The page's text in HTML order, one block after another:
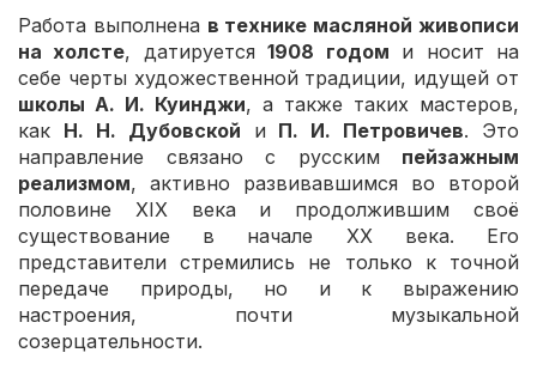
Работа выполнена в технике масляной живописи
на холсте, датируется1908 годом и носит на
себе черты художественной традиции, идущей от
школы А. И. Куинджи, а также таких мастеров,
как Н. Н. Дубовской и П. И. Петровичев. Это
направление связано с русским пейзажным
реализмом, активно развивавшимся во второй
половине XIX века и продолжившим своё
существование в начале XX века. Его
представители стремились не только к точной
передаче природы, но и к выражению
настроения, почти музыкальной
созерцательности.